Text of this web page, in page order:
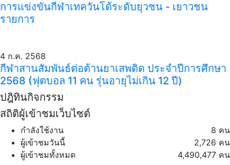
การแข่งขันกีฬาเทควันโด้ระดับยุวชน - เยาวชน
รายการ
4 ก.ค. 2568
กีฬาสานสัมพันธ์ต่อต้านยาเสพติด ประจำปีการศึกษา
2568 (ฟุตบอล 11 คน รุ่นอายุไม่เกิน 12 ปี)
ปฎิทินกิจกรรม
สถิติผู้เข้าชมเว็บไซต์
กำลังใช้งาน
8 คน
ผู้เข้าชมวันนี้
2,726 คน
ผู้เข้าชมทั้งหมด
4,490,477 คน